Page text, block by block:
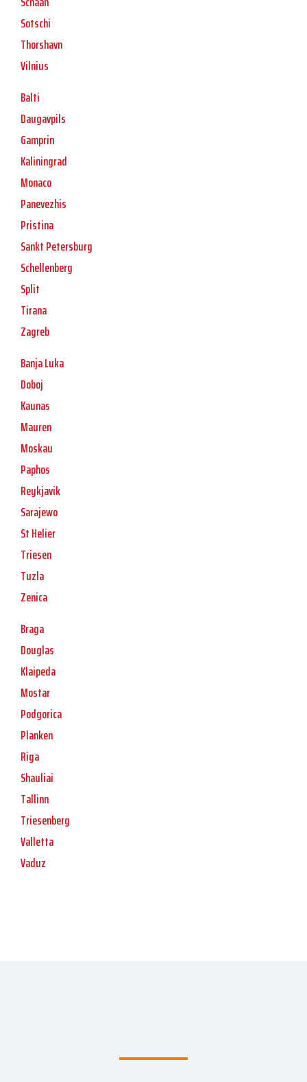
Sotschi
Thorshavn
Vilnius
Balti
Daugavpils
Gamprin
Kaliningrad
Monaco
Panevezhis
Pristina
Sankt Petersburg
Schellenberg
Split
Tirana
Zagreb
Banja Luka
Doboj
Kaunas
Mauren
Moskau
Paphos
Reykjavik
Sarajewo
St Helier
Triesen
Tuzla
Zenica
Braga
Douglas
Klaipeda
Mostar
Podgorica
Planken
Riga
Shauliai
Tallinn
Triesenberg
Valletta
Vaduz